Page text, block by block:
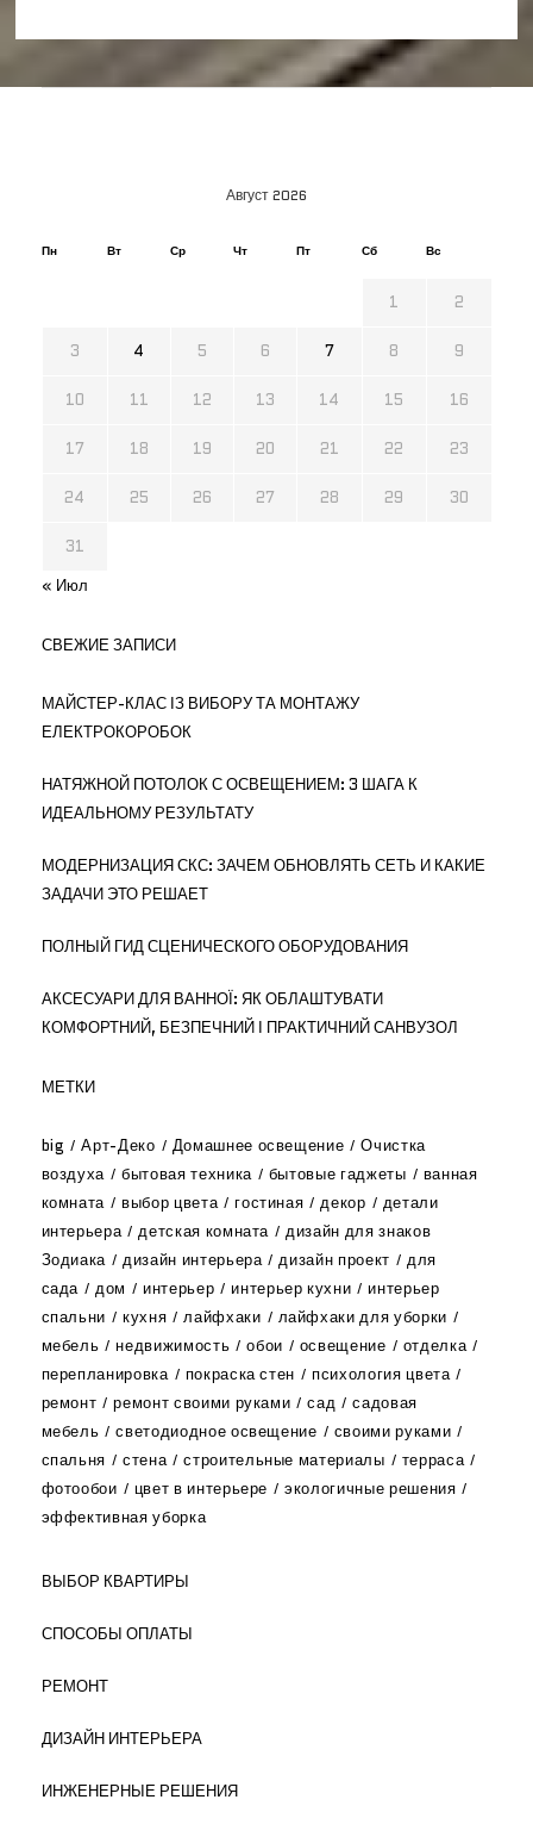
Август 2026
Пн Вт Ср Чт Пт Сб Вс
1 2
3 4 5 6 7 8 9
10 11 12 13 14 15 16
17 18 19 20 21 22 23
24 25 26 27 28 29 30
31
« Июл
СВЕЖИЕ ЗАПИСИ
МАЙСТЕР-КЛАС ІЗ ВИБОРУ ТА МОНТАЖУ
ЕЛЕКТРОКОРОБОК
НАТЯЖНОЙ ПОТОЛОК С ОСВЕЩЕНИЕМ: 3 ШАГА К
ИДЕАЛЬНОМУ РЕЗУЛЬТАТУ
МОДЕРНИЗАЦИЯ СКС: ЗАЧЕМ ОБНОВЛЯТЬ СЕТЬ И КАКИЕ
ЗАДАЧИ ЭТО РЕШАЕТ
ПОЛНЫЙ ГИД СЦЕНИЧЕСКОГО ОБОРУДОВАНИЯ
АКСЕСУАРИ ДЛЯ ВАННОЇ: ЯК ОБЛАШТУВАТИ
КОМФОРТНИЙ, БЕЗПЕЧНИЙ І ПРАКТИЧНИЙ САНВУЗОЛ
МЕТКИ
big Арт-Деко Домашнее освещение
Очистка
воздуха
бытовая техника бытовые гаджеты
ванная
комната
выбор цвета гостиная декор
детали
интерьера
детская комната
дизайн для знаков
Зодиака
дизайн интерьера дизайн проект
для
сада
дом интерьер интерьер кухни
интерьер
спальни
кухня лайфхаки
лайфхаки для уборки
мебель
недвижимость обои освещение
отделка
перепланировка
покраска стен
психология цвета
ремонт
ремонт своими руками сад
садовая
мебель
светодиодное освещение
своими руками
спальня
стена строительные материалы
терраса
фотообои
цвет в интерьере
экологичные решения
эффективная уборка
ВЫБОР КВАРТИРЫ
СПОСОБЫ ОПЛАТЫ
РЕМОНТ
ДИЗАЙН ИНТЕРЬЕРА
ИНЖЕНЕРНЫЕ РЕШЕНИЯ